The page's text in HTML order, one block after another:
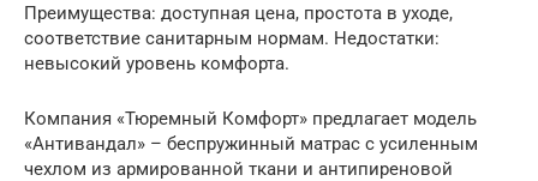
Преимущества: доступная цена, простота в уходе,
соответствие санитарным нормам. Недостатки:
невысокий уровень комфорта.
Компания «Тюремный Комфорт» предлагает модель
«Антивандал» – беспружинный матрас с усиленным
чехлом из армированной ткани и антипиреновой